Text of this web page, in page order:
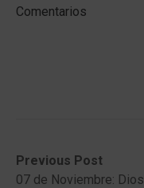
Comentarios
PostPrevious Post
Previous
post:07 de Noviembre: Dios
Next
post: